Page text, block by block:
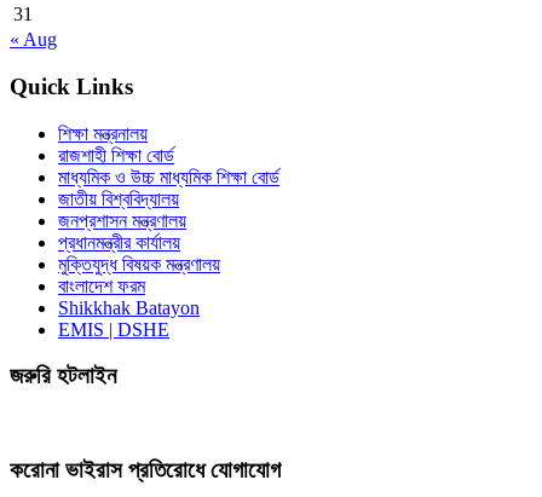
31
« Aug
Quick Links
শিক্ষা মন্ত্রনালয়
রাজশাহী শিক্ষা বোর্ড
মাধ্যমিক ও উচ্চ মাধ্যমিক শিক্ষা বোর্ড
জাতীয় বিশ্ববিদ্যালয়
জনপ্রশাসন মন্ত্রণালয়
প্রধানমন্ত্রীর কার্যালয়
মুক্তিযুদ্ধ বিষয়ক মন্ত্রণালয়
বাংলাদেশ ফরম
Shikkhak Batayon
EMIS | DSHE
জরুরি হটলাইন
করোনা ভাইরাস প্রতিরোধে যোগাযোগ